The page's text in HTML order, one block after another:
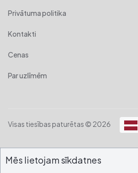
Privātuma politika
Kontakti
Cenas
Par uzlīmēm
Visas tiesības paturētas © 2026
Mēs lietojam sīkdatnes